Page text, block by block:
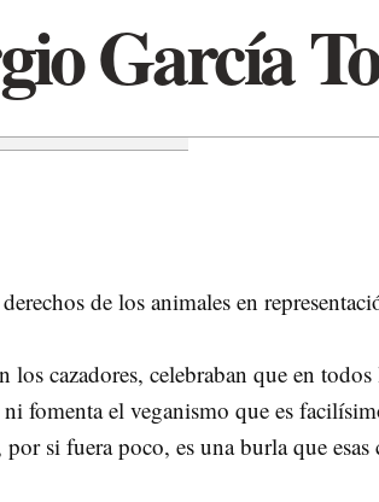
García
de los animales en
cazadores, celebraban que en
fomenta el veganismo que es
si fuera poco, es una burla que esas